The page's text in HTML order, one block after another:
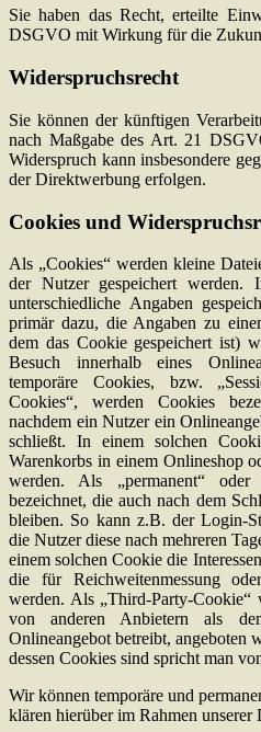
Sie haben das Recht, erteilte
DSGVO mit Wirkung für die
Widerspruchsrecht
Sie können der künftigen
nach Maßgabe des Art. 21
Widerspruch kann insbesondere
der Direktwerbung erfolgen.
Cookies und
Als „Cookies“ werden kleine
der Nutzer gespeichert werden.
unterschiedliche Angaben
primär dazu, die Angaben zu
dem das Cookie gespeichert ist)
Besuch innerhalb eines
temporäre Cookies, bzw.
Cookies“, werden Cookies
nachdem ein Nutzer ein
schließt. In einem solchen
Warenkorbs in einem Onlineshop
werden. Als „permanent“ oder
bezeichnet, die auch nach dem
bleiben. So kann z.B. der Login-
die Nutzer diese nach mehreren
einem solchen Cookie die
die für Reichweitenmessung
werden. Als „Third-Party-Cookie“
von anderen Anbietern als
Onlineangebot betreibt, angeboten
dessen Cookies sind spricht man
Wir können temporäre und
klären hierüber im Rahmen unserer